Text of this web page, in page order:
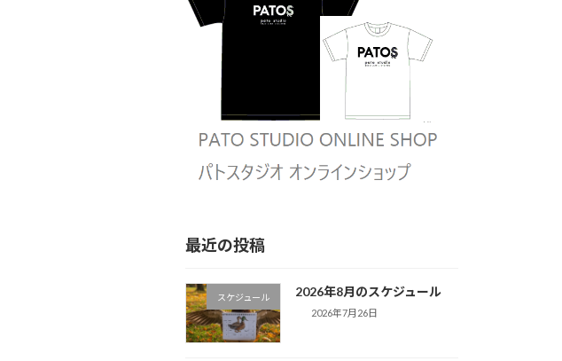
最近の投稿
スケジュール 2026年8月のスケジュール
2026年7月26日